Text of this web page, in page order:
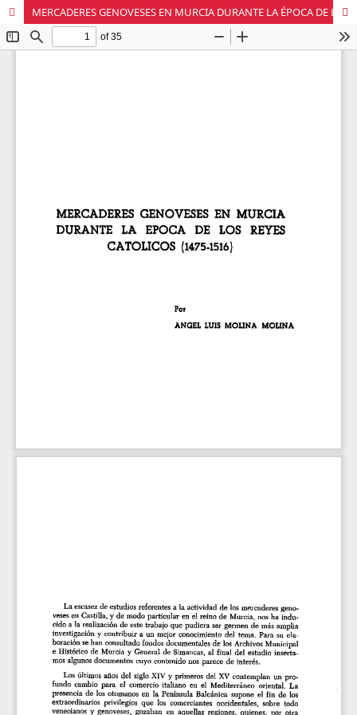
MERCADERES GENOVESES EN MURCIA DURANTE LA ÉPOCA DE LOS REYES CATÓLICAS (1475-1576)